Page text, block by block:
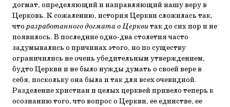
догмат, определяющий и направляющий нашу веру в
Церковь. К со­жалению, история Церкви сложилась так,
что разработанно­го догмата о Церквитак до сих пор и не
появилось. В послед­ние одно-два столетия часто
задумывались о причинах это­го, но по существу
ограничились не очень убедительным утверждением,
будто Церкви и не было нужды думать о сво­ей вере в
себя, поскольку она была и так для всех очевидной.
Разделение христиан и целых церквей привело теперь к
осо­знанию того, что вопрос о Церкви, ее единстве, ее